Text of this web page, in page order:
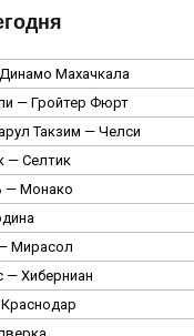
Махачкала
— Гройтер Фюрт
Такзим — Челси
— Селтик
— Монако
Мирасол
— Хиберниан